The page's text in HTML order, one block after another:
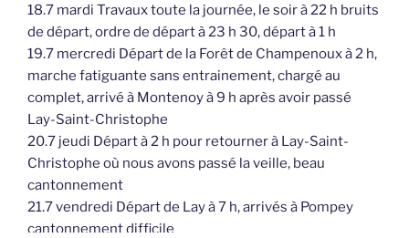
18.7 mardi Travaux toute la journée, le soir à 22 h bruits
de départ, ordre de départ à 23 h 30, départ à 1 h
19.7 mercredi Départ de la Forêt de Champenoux à 2 h,
marche fatiguante sans entrainement, chargé au
complet, arrivé à Montenoy à 9 h après avoir passé
Lay-Saint-Christophe
20.7 jeudi Départ à 2 h pour retourner à Lay-Saint-
Christophe où nous avons passé la veille, beau
cantonnement
21.7 vendredi Départ de Lay à 7 h, arrivés à Pompey
cantonnement difficile